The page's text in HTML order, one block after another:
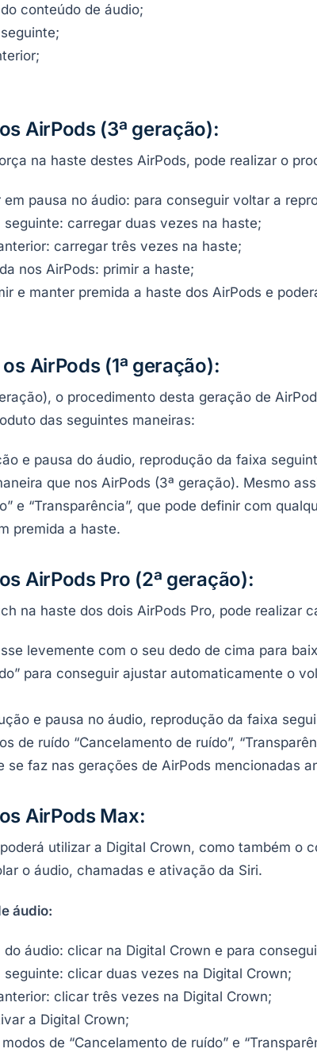
conteúdo de áudio;
AirPods (3ª geração):
na haste destes AirPods, pode realizar o
em pausa no áudio: para conseguir voltar a
seguinte: carregar duas vezes na haste;
carregar três vezes na haste;
nos AirPods: primir a haste;
e manter premida a haste dos AirPods e
AirPods (1ª geração):
o procedimento desta geração de
das seguintes maneiras:
e pausa do áudio, reprodução da faixa
que nos AirPods (3ª geração). Mesmo
e “Transparência”, que pode definir com
premida a haste.
AirPods Pro (2ª geração):
na haste dos dois AirPods Pro, pode realizar
levemente com o seu dedo de cima para
para conseguir ajustar automaticamente o
e pausa no áudio, reprodução da faixa
de ruído “Cancelamento de ruído”,
se faz nas gerações de AirPods mencionadas
AirPods Max:
utilizar a Digital Crown, como também o
o áudio, chamadas e ativação da Siri.
áudio:
do áudio: clicar na Digital Crown e para
seguinte: clicar duas vezes na Digital Crown;
clicar três vezes na Digital Crown;
a Digital Crown;
de “Cancelamento de ruído” e